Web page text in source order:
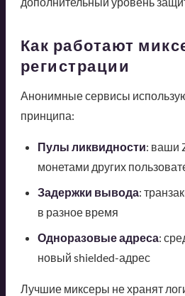
Как работают
регистрации
Анонимные сервисы
принципа:
Пулы ликвидности: ваши
монетами других
Задержки вывода:
в разное время
Одноразовые адреса:
новый shielded-адрес
Лучшие миксеры не хранят